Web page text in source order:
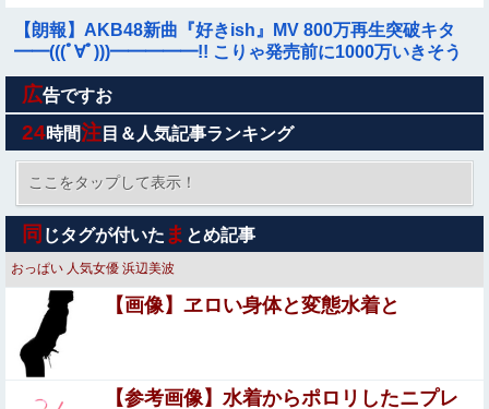
【朗報】AKB48新曲『好きish』MV 800万再生突破キタ
━━(((ﾟ∀ﾟ)))━━━━━!! こりゃ発売前に1000万いきそう
だな！【AK...
【驚愕】名作『SLAM DUNK』の赤木剛憲（ゴリ）、とん
でもない事が判明するｗｗｗｗもしかして赤木剛憲（ゴ
リ）は…怖すぎる…
女「43億円注文して………キャンセルっと！」←こいつの
目的
イオン爆発事故の遺族、社長発言にブチギレ「本当のこと
を話して」
この夏菜がシコすぎるｗｗｗｗ
【速報】専門家「イオンモール熊本の爆心地に”こんなも
の”があったんだけど…」
広告ですお
24時間注 目＆人気記事ランキング
ここをタップして表示！
同 じタグが付いた ま とめ記事
おっぱい 人気女優 浜辺美波
【画像】ヱロい身体と変態水着と
【参考画像】水着からポロリしたニプレ